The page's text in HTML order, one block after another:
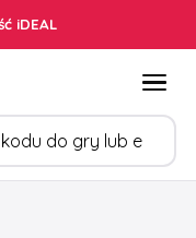
iDEAL